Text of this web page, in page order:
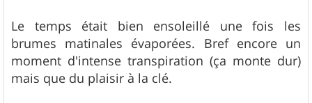
Le temps était bien ensoleillé une fois les
brumes matinales évaporées. Bref encore un
moment d'intense transpiration (ça monte dur)
mais que du plaisir à la clé.